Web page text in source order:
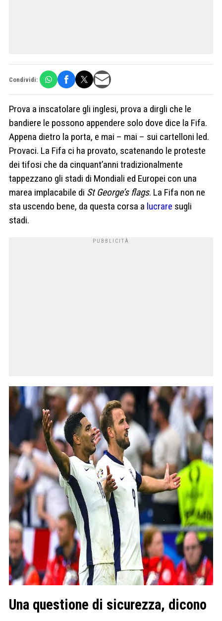
Condividi:
Prova a inscatolare gli inglesi, prova a dirgli che le
bandiere le possono appendere solo dove dice la Fifa.
Appena dietro la porta, e mai – mai – sui cartelloni led.
Provaci. La Fifa ci ha provato, scatenando le proteste
dei tifosi che da cinquant’anni tradizionalmente
tappezzano gli stadi di Mondiali ed Europei con una
marea implacabile di St George’s flags. La Fifa non ne
sta uscendo bene, da questa corsa a lucrare sugli
stadi.
Una questione di sicurezza, dicono